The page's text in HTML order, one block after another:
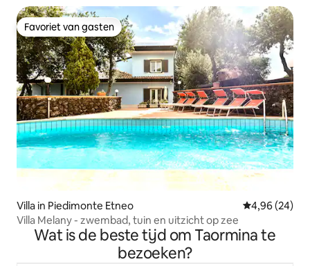
Favoriet van gasten
Favoriet van gasten
Villa in Piedimonte Etneo Gemiddelde
4,96 (24)
Villa Melany - zwembad, tuin en uitzicht op zee
Wat is de beste tijd om Taormina te
bezoeken?